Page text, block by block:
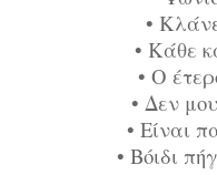
•
• Κάθε
• Ο
• Δεν
• Είναι
• Βόιδι